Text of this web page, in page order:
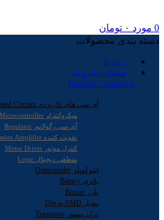
0 مورد ۰ تومان
دسته بندی محصولات
ربات ها
قطعات الکترونیک
Electronic Components
آی سی های کاربردی Integrated Circuits
میکروکنترلر Microcontroller
آی سی رگولاتور Regulator
تقویت کننده Operation Amplifire
کنترل موتور Motor Driver
منطقی دیجیتال Logic
اپتوکوپلر Optocoupler
باتری Battery
بازر Buzzer
تبدیل SMD به Dip
ترانزیستور Transistor